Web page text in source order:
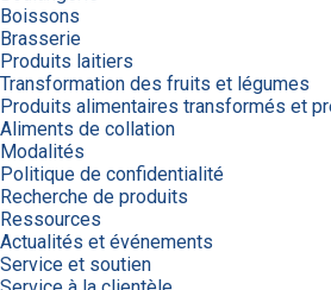
Boissons
Brasserie
Produits laitiers
Transformation des fruits et légumes
Produits alimentaires transformés et
Aliments de collation
Modalités
Politique de confidentialité
Recherche de produits
Ressources
Actualités et événements
Service et soutien